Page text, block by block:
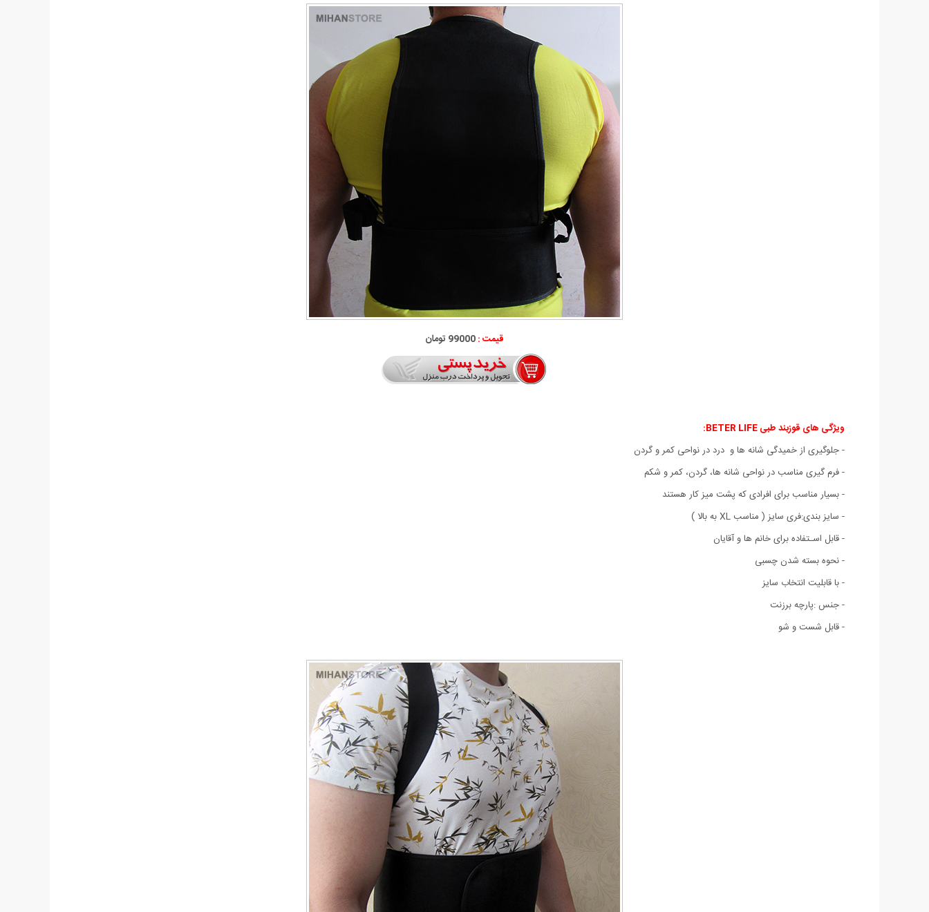
قیمت :99000 تومان
ویژگی های قوزبند طبی BETER LIFE:
- جلوگیری از خمیدگی شانه ها و درد در نواحی کمر و گردن
- فرم گیری مناسب در نواحی شانه ها، گردن، کمر و شکم
- بسیار مناسب برای افرادی که پشت میز کار هستند
- سایز بندی:فری سایز ( مناسب XL به بالا )
- قابل اسـتفاده برای خانم ها و آقایان
- نحوه بسته شدن چسبی
- با قابلیت انتخاب سایز
- جنس :پارچه برزنت
- قابل شست و شو